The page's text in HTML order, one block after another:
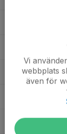
Isak
Julius
Vi
webbplats
även för